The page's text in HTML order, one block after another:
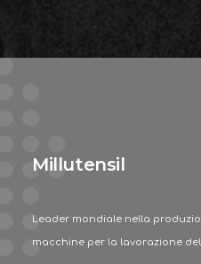
Millutensil
Leader mondiale nella
macchine per la lavorazione